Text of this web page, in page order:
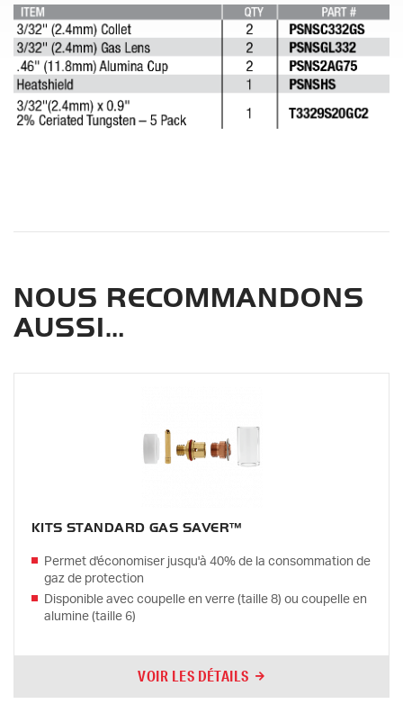
NOUS RECOMMANDONS
AUSSI…
KITS STANDARD GAS SAVER™
Permet d'économiser jusqu'à 40% de la consommation de
gaz de protection
Disponible avec coupelle en verre (taille 8) ou coupelle en
alumine (taille 6)
VOIR LES DÉTAILS